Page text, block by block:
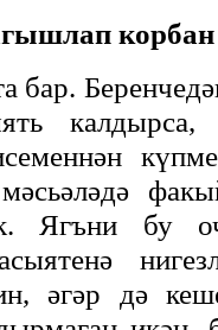
бар.
Ягъни бу
әгәр дә